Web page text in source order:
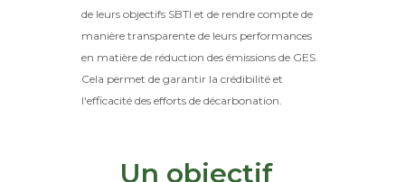
de leurs objectifs SBTI et de rendre compte de
manière transparente de leurs performances
en matière de réduction des émissions de GES.
Cela permet de garantir la crédibilité et
l'efficacité des efforts de décarbonation.
Un objectif